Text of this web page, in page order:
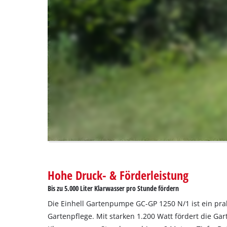
by
Usercentrics
Consent
Management
Platform
to
trackers
that
are
not
disclosed
to
the
visitor.
The
owner
needs
the
site
with
their
CMP
Hohe Druck- & Förderleistung
Bis zu 5.000 Liter Klarwasser pro Stunde fördern
Die Einhell Gartenpumpe GC-GP 1250 N/1 ist ein
Gartenpflege. Mit starken 1.200 Watt fördert die